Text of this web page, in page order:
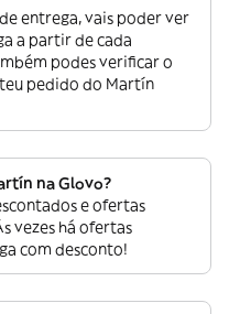
entrega, vais poder ver
a partir de cada
podes verificar o
pedido do Martín
na Glovo?
e ofertas
vezes há ofertas
com desconto!